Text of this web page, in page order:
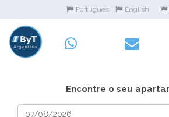
Portugues English
Encontre o seu